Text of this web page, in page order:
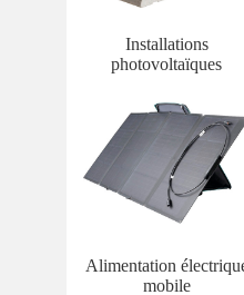
Installations
photovoltaïques
Alimentation
mobile